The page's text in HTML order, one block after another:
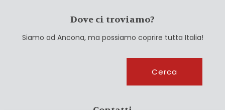
Dove ci troviamo?
Siamo ad Ancona, ma possiamo coprire tutta Italia!
Cerca